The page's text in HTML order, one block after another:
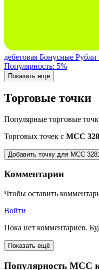
дебетовая Бонусные Рубли
Популярность: 5%
Показать еще
Торговые точки
Популярные торговые
Торговых точек с МСС
Добавить точку для MCC
Комментарии
Чтобы оставить
Войти
Пока нет комментариев.
Показать ещё
Популярность MCC